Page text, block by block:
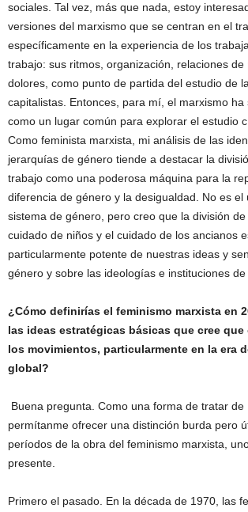
sociales. Tal vez, más que nada, estoy
versiones del marxismo que se centran en el
específicamente en la experiencia de los
trabajo: sus ritmos, organización, relaciones de
dolores, como punto de partida del estudio de
capitalistas. Entonces, para mí, el marxismo ha
como un lugar común para explorar el estudio
Como feminista marxista, mi análisis de las
jerarquías de género tiende a destacar la
trabajo como una poderosa máquina para la
diferencia de género y la desigualdad. No es el
sistema de género, pero creo que la división
cuidado de niños y el cuidado de los ancianos
particularmente potente de nuestras ideas y
género y sobre las ideologías e instituciones de
¿Cómo definirías el feminismo marxista en
las ideas estratégicas básicas que cree
los movimientos, particularmente en la era
global?
Buena pregunta. Como una forma de tratar de
permítanme ofrecer una distinción burda pero
períodos de la obra del feminismo marxista,
presente.
Primero el pasado. En la década de 1970, las